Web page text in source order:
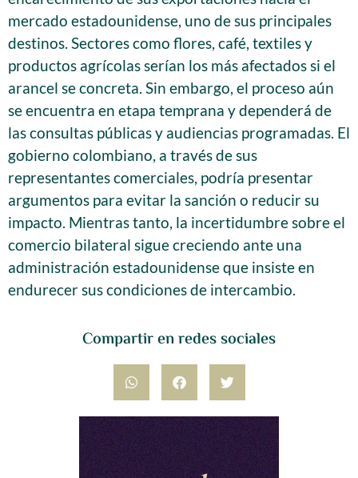
Compartir en redes sociales
mercado estadounidense, uno de sus principales
destinos. Sectores como flores, café, textiles y
productos agrícolas serían los más afectados si el
arancel se concreta. Sin embargo, el proceso aún
se encuentra en etapa temprana y dependerá de
las consultas públicas y audiencias programadas. El
gobierno colombiano, a través de sus
representantes comerciales, podría presentar
argumentos para evitar la sanción o reducir su
impacto. Mientras tanto, la incertidumbre sobre el
comercio bilateral sigue creciendo ante una
administración estadounidense que insiste en
endurecer sus condiciones de intercambio.